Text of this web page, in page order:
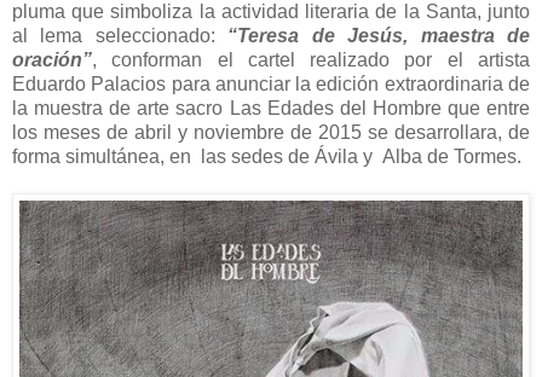
pluma que simboliza la actividad literaria de la Santa, junto
al lema seleccionado: “Teresa de Jesús, maestra de
oración”, conforman el cartel realizado por el artista
Eduardo Palacios para anunciar la edición extraordinaria de
la muestra de arte sacro Las Edades del Hombre que entre
los meses de abril y noviembre de 2015 se desarrollara, de
forma simultánea, en las sedes de Ávila y Alba de Tormes.